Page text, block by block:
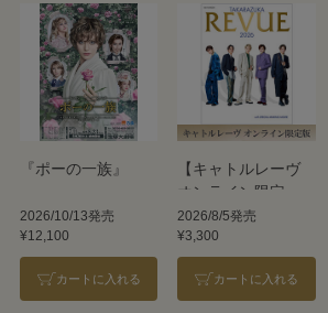
『ポーの一族』
2026/10/13発売
¥12,100
カートに入れる
【キャトルレーヴ
オンライン限定
版】TAKARAZUKA
REVUE 2026
2026/8/5発売
¥3,300
カートに入れる